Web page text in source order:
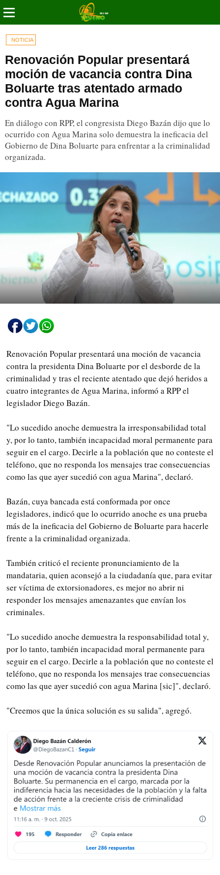
NOTICIA
Renovación Popular presentará
moción de vacancia contra Dina
Boluarte tras atentado armado
contra Agua Marina
En diálogo con RPP, el congresista Diego Bazán dijo que lo
ocurrido con Agua Marina solo demuestra la ineficacia del
Gobierno de Dina Boluarte para enfrentar a la criminalidad
organizada.
Renovación Popular presentará una moción de vacancia
contra la presidenta Dina Boluarte por el desborde de la
criminalidad y tras el reciente atentado que dejó heridos a
cuatro integrantes de Agua Marina, informó a RPP el
legislador Diego Bazán.
"Lo sucedido anoche demuestra la irresponsabilidad total
y, por lo tanto, también incapacidad moral permanente para
seguir en el cargo. Decirle a la población que no conteste el
teléfono, que no responda los mensajes trae consecuencias
como las que ayer sucedió con agua Marina", declaró.
Bazán, cuya bancada está conformada por once
legisladores, indicó que lo ocurrido anoche es una prueba
más de la ineficacia del Gobierno de Boluarte para hacerle
frente a la criminalidad organizada.
También criticó el reciente pronunciamiento de la
mandataria, quien aconsejó a la ciudadanía que, para evitar
ser víctima de extorsionadores, es mejor no abrir ni
responder los mensajes amenazantes que envían los
criminales.
"Lo sucedido anoche demuestra la responsabilidad total y,
por lo tanto, también incapacidad moral permanente para
seguir en el cargo. Decirle a la población que no conteste el
teléfono, que no responda los mensajes trae consecuencias
como las que ayer sucedió con agua Marina [sic]", declaró.
"Creemos que la única solución es su salida", agregó.